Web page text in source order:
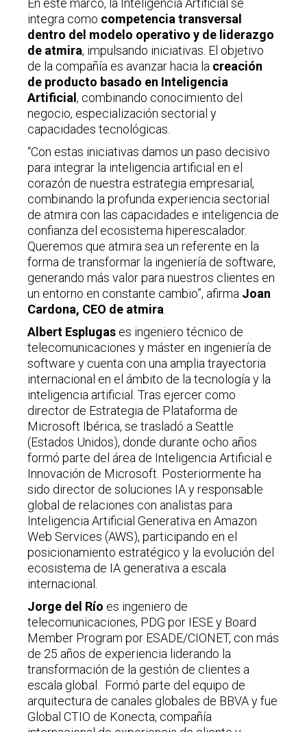
En este marco, la Inteligencia Artificial se
integra como competencia transversal
dentro del modelo operativo y de liderazgo
de atmira, impulsando iniciativas. El objetivo
de la compañía es avanzar hacia la creación
de producto basado en Inteligencia
Artificial, combinando conocimiento del
negocio, especialización sectorial y
capacidades tecnológicas.
“Con estas iniciativas damos un paso decisivo
para integrar la inteligencia artificial en el
corazón de nuestra estrategia empresarial,
combinando la profunda experiencia sectorial
de atmira con las capacidades e inteligencia de
confianza del ecosistema hiperescalador.
Queremos que atmira sea un referente en la
forma de transformar la ingeniería de software,
generando más valor para nuestros clientes en
un entorno en constante cambio”, afirma Joan
Cardona, CEO de atmira.
Albert Esplugas es ingeniero técnico de
telecomunicaciones y máster en ingeniería de
software y cuenta con una amplia trayectoria
internacional en el ámbito de la tecnología y la
inteligencia artificial. Tras ejercer como
director de Estrategia de Plataforma de
Microsoft Ibérica, se trasladó a Seattle
(Estados Unidos), donde durante ocho años
formó parte del área de Inteligencia Artificial e
Innovación de Microsoft. Posteriormente ha
sido director de soluciones IA y responsable
global de relaciones con analistas para
Inteligencia Artificial Generativa en Amazon
Web Services (AWS), participando en el
posicionamiento estratégico y la evolución del
ecosistema de IA generativa a escala
internacional.
Jorge del Río es ingeniero de
telecomunicaciones, PDG por IESE y Board
Member Program por ESADE/CIONET, con más
de 25 años de experiencia liderando la
transformación de la gestión de clientes a
escala global. Formó parte del equipo de
arquitectura de canales globales de BBVA y fue
Global CTIO de Konecta, compañía